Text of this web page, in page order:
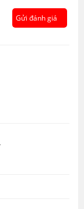
Gửi đánh giá
,